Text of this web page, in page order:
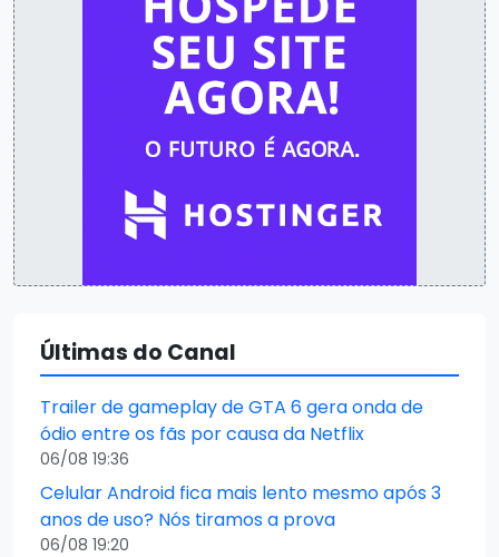
Últimas do Canal
Trailer de gameplay de GTA 6 gera onda de
ódio entre os fãs por causa da Netflix
06/08 19:36
Celular Android fica mais lento mesmo após 3
anos de uso? Nós tiramos a prova
06/08 19:20